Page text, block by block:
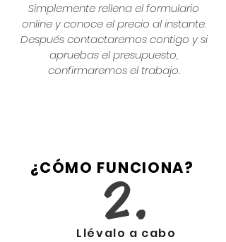
Simplemente rellena el formulario
online y conoce el precio al instante.
Después contactaremos contigo y si
apruebas el presupuesto,
confirmaremos el trabajo.
¿CÓMO FUNCIONA?
2.
Llévalo a cabo